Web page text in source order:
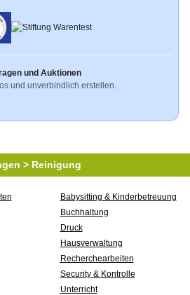
und Auktionen
und unverbindlich erstellen.
> Reinigung
Babysitting & Kinderbetreuung
Buchhaltung
Druck
Hausverwaltung
Recherchearbeiten
Security & Kontrolle
Unterricht